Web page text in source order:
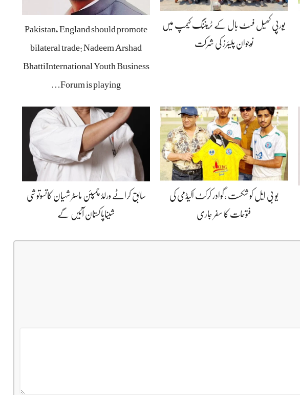
یورپی کھیل فسٹ بال کے ٹریننگ کیمپ میں
نوجوان پلیئرز کی شرکت
Pakistan, England should promote
bilateral trade: Nadeem Arshad
BhattiInternational Youth Business
Forum is playing…
یو بی ایل کو شکست ،گوادر کرکٹ اکیڈمی کی
فتوحات کا سفر جاری
سابق کراٹے ورلڈ چمپئن ماسٹر شہیان کاتسوتوشی
شیناپاکستان آئیں گے